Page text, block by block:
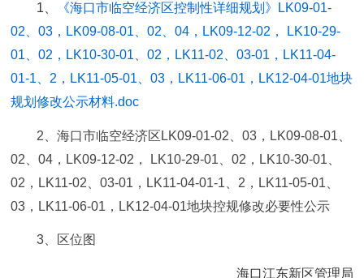
1、
《海口市临空经济区控制性详细规划》LK09-01-
02、03，LK09-08-01、02、04，LK09-12-02， LK10-29-
01、02，LK10-30-01、02，LK11-02、03-01，LK11-04-
01-1、2，LK11-05-01、03，LK11-06-01，LK12-04-01地块
规划修改公示材料.doc
2、海口市临空经济区LK09-01-02、03，LK09-08-01、
02、04，LK09-12-02， LK10-29-01、02，LK10-30-01、
02，LK11-02、03-01，LK11-04-01-1、2，LK11-05-01、
03，LK11-06-01，LK12-04-01地块控规修改必要性公示
3、区位图
海口江东新区管理局